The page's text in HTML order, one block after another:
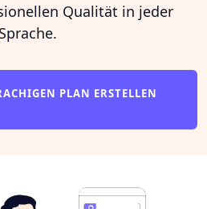
Qualität in jeder
Sprache.
PLAN ERSTELLEN